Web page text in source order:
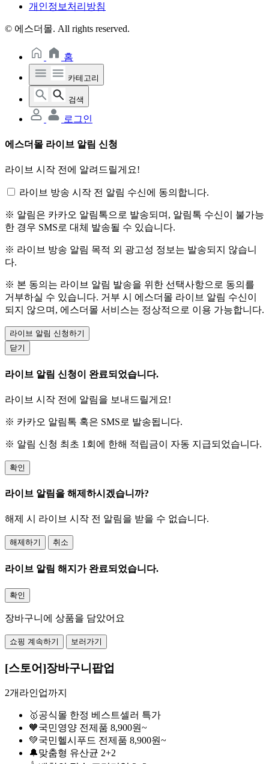
개인정보처리방침
© 에스더몰. All rights reserved.
홈
카테고리
검색
로그인
에스더몰 라이브 알림 신청
라이브 시작 전에 알려드릴게요!
라이브 방송 시작 전 알림 수신에 동의합니다.
※ 알림은 카카오 알림톡으로 발송되며, 알림톡 수신이 불가능
한 경우 SMS로 대체 발송될 수 있습니다.
※ 라이브 방송 알림 목적 외 광고성 정보는 발송되지 않습니
다.
※ 본 동의는 라이브 알림 발송을 위한 선택사항으로 동의를
거부하실 수 있습니다. 거부 시 에스더몰 라이브 알림 수신이
되지 않으며, 에스더몰 서비스는 정상적으로 이용 가능합니다.
라이브 알림 신청하기
닫기
라이브 알림 신청이 완료되었습니다.
라이브 시작 전에 알림을 보내드릴게요!
※ 카카오 알림톡 혹은 SMS로 발송됩니다.
※ 알림 신청 최초 1회에 한해 적립금이 자동 지급되었습니다.
확인
라이브 알림을 해제하시겠습니까?
해제 시 라이브 시작 전 알림을 받을 수 없습니다.
해제하기 취소
라이브 알림 해지가 완료되었습니다.
확인
장바구니에 상품을 담았어요
쇼핑 계속하기 보러가기
[스토어]장바구니팝업
2개라인업까지
🥇공식몰 한정 베스트셀러 특가
🧡국민영양 전제품 8,900원~
💚국민헬시푸드 전제품 8,900원~
🔔맞춤형 유산균 2+2